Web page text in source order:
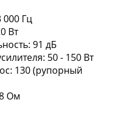
000 Гц
Вт
91 дБ
50 - 150 Вт
130 (рупорный
Ом